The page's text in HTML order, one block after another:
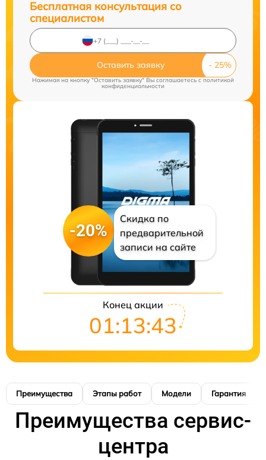
Бесплатная консультация со
специалистом
Оставить заявку
Нажимая на кнопку "Оставить заявку" Вы соглашаетесь c политикой
конфиденциальности
-20%
Скидка по
предварительной
записи на сайте
Конец акции
01:13:42
Преимущества Этапы работ Модели Гарантия
Преимущества сервис-
центра